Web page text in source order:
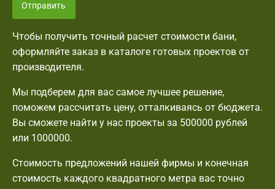
Отправить
Чтобы получить точный расчет стоимости бани,
оформляйте заказ в каталоге готовых проектов от
производителя.
Мы подберем для вас самое лучшее решение,
поможем рассчитать цену, отталкиваясь от бюджета.
Вы сможете найти у нас проекты за 500000 рублей
или 1000000.
Стоимость предложений нашей фирмы и конечная
стоимость каждого квадратного метра вас точно